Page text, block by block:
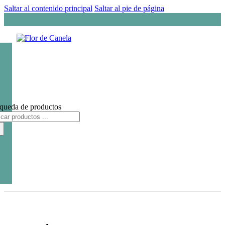
Saltar al contenido principal Saltar al pie de página
de productos